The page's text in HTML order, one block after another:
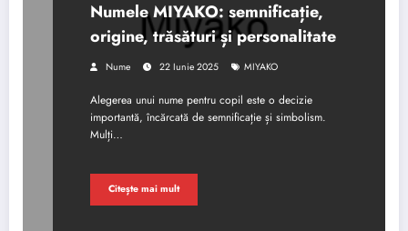
Numele MIYAKO: semnificație,
origine, trăsături și personalitate
Nume 22 Iunie 2025 MIYAKO
Alegerea unui nume pentru copil este o decizie
importantă, încărcată de semnificație și simbolism.
Mulți…
Citește mai mult